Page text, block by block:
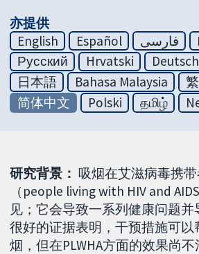
亦提供
English
Español فارسی
Русский
Hrvatski Deutsch
日本語
Bahasa Malaysia
简体中文
Polski தமிழ்
研究背景： 吸烟在艾滋病毒携
（people living with HIV and
见；它会导致一系列健康问题
很好的证据表明，干预措施可
烟，但在PLWHA方面的效果尚不